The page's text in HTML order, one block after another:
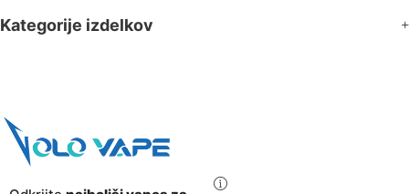
Kategorije izdelkov